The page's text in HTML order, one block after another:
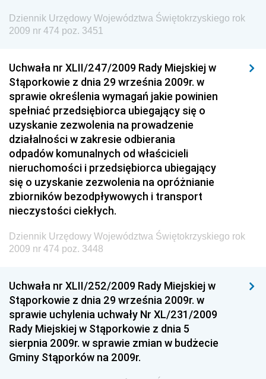
Dziennik Urzędowy Ministra Energii
Dziennik Urzędowy Ministra Finansów
Dziennik Urzędowy Ministra Rozwoju i Finansów
Dziennik Urzędowy Wyższego Urzędu Górniczego
Dziennik Urzędowy Prezesa Urzędu Transportu
Kolejowego
Dziennik Urzędowy Ministra Przedsiębiorczości i
Technologii
Dziennik Urzędowy Ministra Inwestycji i Rozwoju
Dziennik Urzędowy Naczelnego Dyrektora Archiwów
Państwowych
Dziennik Urzędowy Ministra Finansów, Inwestycji i
Rozwoju
Dziennik Urzędowy Ministra Sportu
Dziennik Urzędowy Ministra Funduszy i Polityki
Regionalnej
Dziennik Urzędowy Ministra Aktywów Państwowych
Dziennik Urzędowy Ministra Zdrowia
Dziennik Urzędowy Województwa Świętokrzyskiego rok
2009 nr 474 poz. 3451
Uchwała nr XLII/247/2009 Rady Miejskiej w
Stąporkowie z dnia 29 września 2009r. w
sprawie określenia wymagań jakie powinien
spełniać przedsiębiorca ubiegający się o
uzyskanie zezwolenia na prowadzenie
działalności w zakresie odbierania
odpadów komunalnych od właścicieli
nieruchomości i przedsiębiorca ubiegający
się o uzyskanie zezwolenia na opróżnianie
zbiorników bezodpływowych i transport
nieczystości ciekłych.
Dziennik Urzędowy Województwa Świętokrzyskiego rok
2009 nr 474 poz. 3448
Uchwała nr XLII/252/2009 Rady Miejskiej w
Stąporkowie z dnia 29 września 2009r. w
sprawie uchylenia uchwały Nr XL/231/2009
Rady Miejskiej w Stąporkowie z dnia 5
sierpnia 2009r. w sprawie zmian w budżecie
Gminy Stąporków na 2009r.